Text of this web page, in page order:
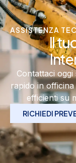
ASSISTENZA
Il
Contattaci
rapido in
efficienti su
RICHIEDI